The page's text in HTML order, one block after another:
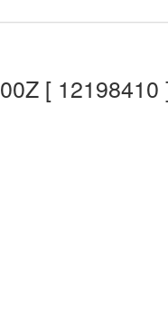
[ 12198410